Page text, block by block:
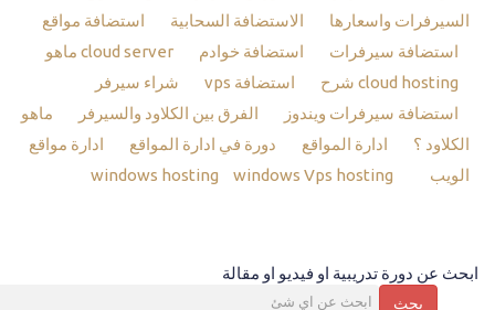
السيرفرات واسعارها
الاستضافة السحابية
استضافة مواقع
استضافة سيرفرات
استضافة خوادم
cloud server ماهو
cloud hosting شرح
استضافة vps
شراء سيرفر
استضافة سيرفرات ويندوز
الفرق بين الكلاود والسيرفر
ماهو
الكلاود ؟
ادارة المواقع دورة في ادارة المواقع
ادارة مواقع
الويب
windows Vps hosting
ابحث عن دورة تدريبية او فيديو او مقالة
بحث